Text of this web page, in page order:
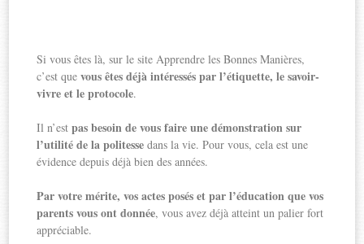
Si vous êtes là, sur le site Apprendre les Bonnes Manières,
c’est quevous êtes déjà intéressés par l’étiquette, le savoir-
vivre et le protocole.
Il n’estpas besoin de vous faire une démonstration sur
l’utilité de la politesse dans la vie. Pour vous, cela est une
évidence depuis déjà bien des années.
Par votre mérite, vos actes posés et par l’éducation que vos
parents vous ont donnée, vous avez déjà atteint un palier fort
appréciable.